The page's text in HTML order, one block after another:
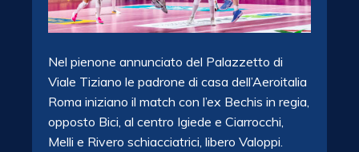
Nel pienone annunciato del Palazzetto di
Viale Tiziano le padrone di casa dell’Aeroitalia
Roma iniziano il match con l’ex Bechis in regia,
opposto Bici, al centro Igiede e Ciarrocchi,
Melli e Rivero schiacciatrici, libero Valoppi.